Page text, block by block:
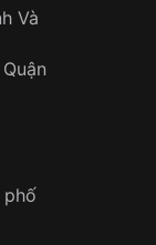
toàn quốc
hàng thành
Và
phố